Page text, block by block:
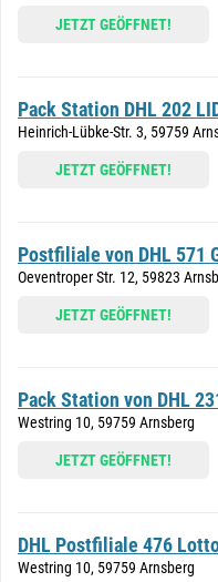
JETZT GEÖFFNET!
Pack Station DHL 202
Heinrich-Lübke-Str. 3, 59759
JETZT GEÖFFNET!
Postfiliale von DHL 571
Oeventroper Str. 12, 59823
JETZT GEÖFFNET!
Pack Station von DHL
Westring 10, 59759 Arnsberg
JETZT GEÖFFNET!
DHL Postfiliale 476
Westring 10, 59759 Arnsberg